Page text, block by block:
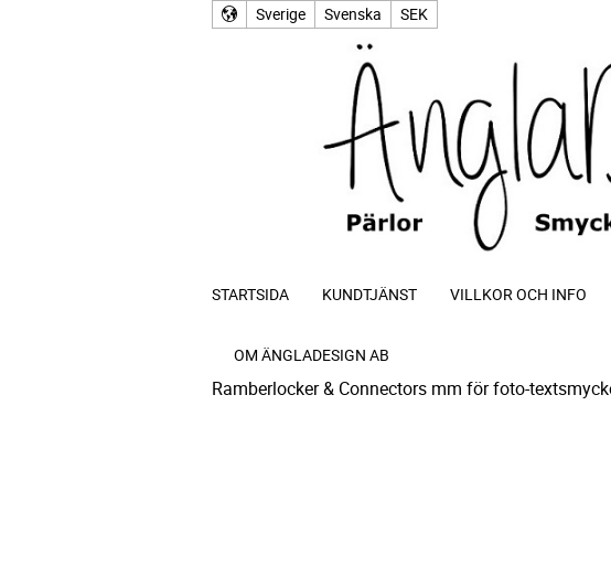
Sverige Svenska SEK
STARTSIDA KUNDTJÄNST VILLKOR OCH INFO
OM ÄNGLADESIGN AB
Ramberlocker & Connectors mm för foto-